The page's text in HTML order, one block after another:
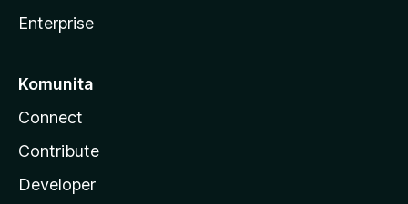
Enterprise
Komunita
Connect
Contribute
Developer